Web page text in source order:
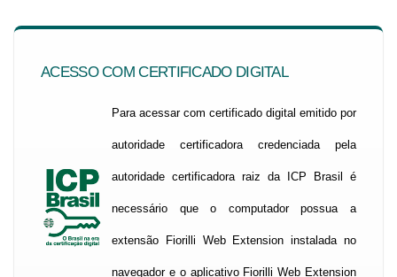
ACESSO COM CERTIFICADO DIGITAL
Para acessar com certificado digital emitido por
autoridade certificadora credenciada pela
autoridade certificadora raiz da ICP Brasil é
necessário que o computador possua a
extensão Fiorilli Web Extension instalada no
navegador e o aplicativo Fiorilli Web Extension